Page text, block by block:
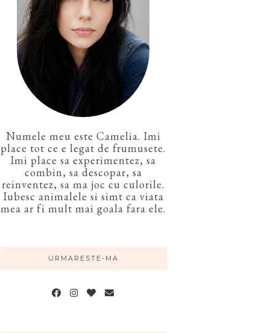
Numele meu este Camelia. Imi
place tot ce e legat de frumusete.
Imi place sa experimentez, sa
combin, sa descopar, sa
reinventez, sa ma joc cu culorile.
Iubesc animalele si simt ca viata
mea ar fi mult mai goala fara ele.
URMARESTE-MA